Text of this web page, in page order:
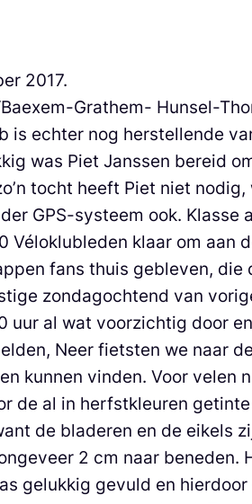
2017.
Grathem- Hunsel-
is echter nog herstellende
was Piet Janssen bereid
tocht heeft Piet niet
GPS-systeem ook. Klasse
Véloklubleden klaar om
fans thuis gebleven, die
zondagochtend van
uur al wat voorzichtig door
Neer fietsten we naar
kunnen vinden. Voor velen
de al in herfstkleuren
de bladeren en de eikels
2 cm naar
gelukkig gevuld en